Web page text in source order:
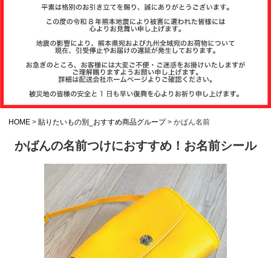
注文履歴
て
について
よくある質問
商品ガイド
HOME 貼りたいもの別_おすすめ商品グループ かばん名前
かばんの名前つけにおすすめ！お名前シール